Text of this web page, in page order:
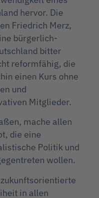
hervor. Die
Friedrich Merz,
bürgerlich-
bitter
reformfähig, die
einen Kurs ohne
und
Mitglieder.
mache allen
die eine
Politik und
wollen.
in allen